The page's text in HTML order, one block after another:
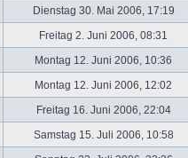
Dienstag 30. Mai 2006, 17:19
Freitag 2. Juni 2006, 08:31
Montag 12. Juni 2006, 10:36
Montag 12. Juni 2006, 12:02
Freitag 16. Juni 2006, 22:04
Samstag 15. Juli 2006, 10:58